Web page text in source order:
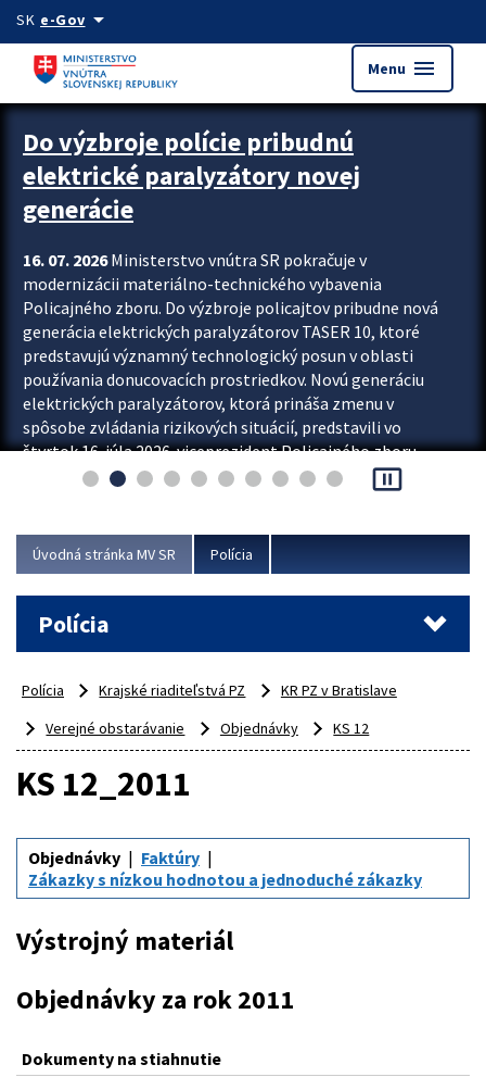
Preskocit na hlavný obsah
SK e-Govarrow_drop_down
Menu menu
Zastavit automatický posun upútavok
Do výzbroje polície pribudnú
elektrické paralyzátory novej
generácie
16. 07. 2026Ministerstvo vnútra SR pokračuje v
modernizácii materiálno-technického vybavenia
Policajného zboru. Do výzbroje policajtov pribudne nová
generácia elektrických paralyzátorov TASER 10, ktoré
predstavujú významný technologický posun v oblasti
používania donucovacích prostriedkov. Novú generáciu
elektrických paralyzátorov, ktorá prináša zmenu v
spôsobe zvládania rizikových situácií, predstavili vo
štvrtok 16. júla 2026 viceprezident Policajného zboru
Rastislav Polakovič a riaditeľ odboru výcviku...
pause_presentation
Úvodná stránka MV SR Polícia
Polícia
Polícia Krajské riaditeľstvá PZ
KR PZ v Bratislave
Verejné obstarávanie
Objednávky KS 12
KS 12_2011
Objednávky
Faktúry
Zákazky s nízkou hodnotou a jednoduché zákazky
Výstrojný materiál
Objednávky za rok 2011
Dokumenty na stiahnutie